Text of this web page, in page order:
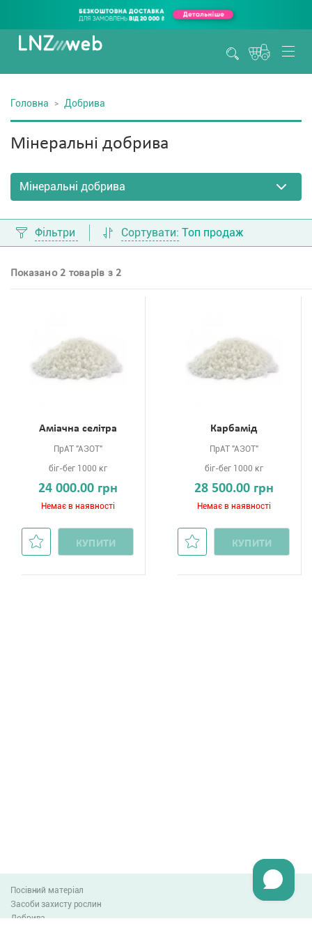
Головна Добрива
Мінеральні добрива
Фільтри Сортувати: Топ продаж
Показано 2 товарів з 2
Аміачна селітра
ПрАТ "АЗОТ"
біг-бег 1000 кг
24 000.00 грн
Немає в наявності
КУПИТИ
Карбамід
ПрАТ "АЗОТ"
біг-бег 1000 кг
28 500.00 грн
Немає в наявності
КУПИТИ
Посівний матеріал
Засоби захисту рослин
Добрива